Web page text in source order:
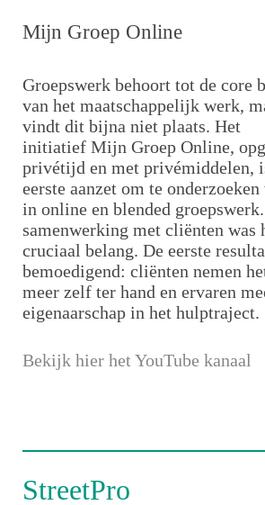
Mijn Groep Online
Groepswerk behoort tot de core
van het maatschappelijk werk,
vindt dit bijna niet plaats. Het
initiatief Mijn Groep Online,
privétijd en met privémiddelen,
eerste aanzet om te
in online en blended
samenwerking met cliënten was
cruciaal belang. De eerste
bemoedigend: cliënten nemen
meer zelf ter hand en ervaren
eigenaarschap in het hulptraject.
Bekijk hier het YouTube kanaal
StreetPro